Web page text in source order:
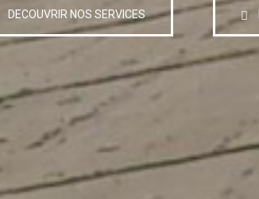
DECOUVRIR NOS SERVICES